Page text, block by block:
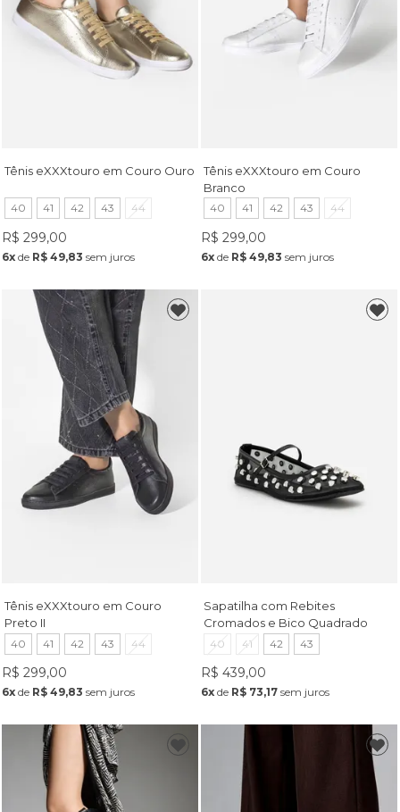
Tênis eXXXtouro em Couro Ouro
40 41 42 43 44
R$ 299,00
6xde R$ 49,83 sem juros
Tênis eXXXtouro em Couro
Branco
40 41 42 43 44
R$ 299,00
6x de R$ 49,83 sem juros
Tênis eXXXtouro em Couro
Preto II
40 41 42 43 44
R$ 299,00
6xde R$ 49,83 sem juros
Sapatilha com Rebites
Cromados e Bico Quadrado
Preta
40 41 42 43
R$ 439,00
6x de R$ 73,17 sem juros